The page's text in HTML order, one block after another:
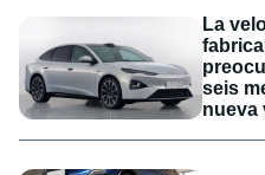
La
seis
nueva